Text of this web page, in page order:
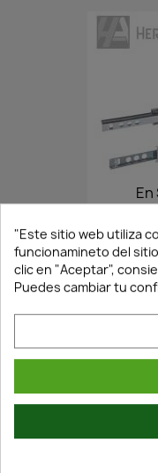
JUEGO
"Este sitio web utiliza
funcionamineto del
clic en "Aceptar",
Puedes cambiar tu